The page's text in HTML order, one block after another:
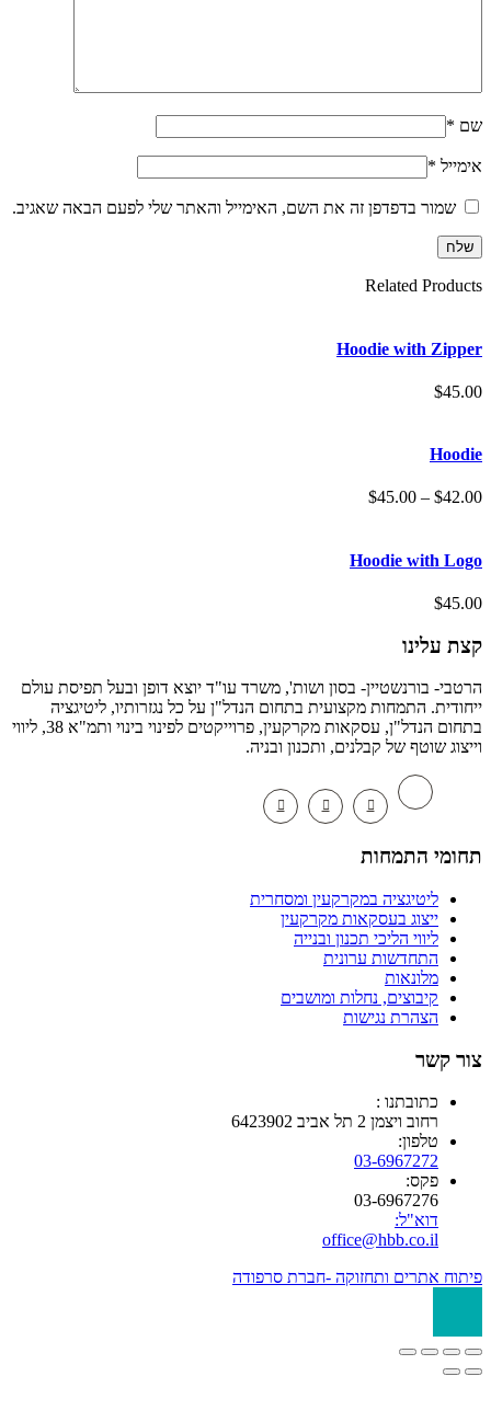
*
*
שמור בדפדפן זה את השם, האימייל והאתר שלי לפעם הבאה שאגיב.
Related
Hoodie with
$
$
–
$45.00
Hoodie with
$
עלינו
בורנשטיין- בסון ושות', משרד עו"ד יוצא דופן ובעל תפיסת עולם
התמחות מקצועית בתחום הנדל"ן על כל נגזרותיו, ליטיגציה
בתחום הנדל"ן, עסקאות מקרקעין, פרוייקטים לפינוי בינוי ותמ"א 38, ליווי
שוטף של קבלנים, ותכנון ובניה.
התמחות
ליטיגציה במקרקעין ומסחרית
ייצוג בעסקאות מקרקעין
ליווי הליכי תכנון ובנייה
התחדשות ערונית
מלונאות
קיבוצים, נחלות ומושבים
הצהרת נגישות
קשר
כתובתנו :
רחוב ויצמן 2 תל אביב 6423902
טלפון:
03-6967272
פקס:
03-6967276
דוא"ל:
office@hbb.co.il
אתרים ותחזוקה -חברת סרפודה